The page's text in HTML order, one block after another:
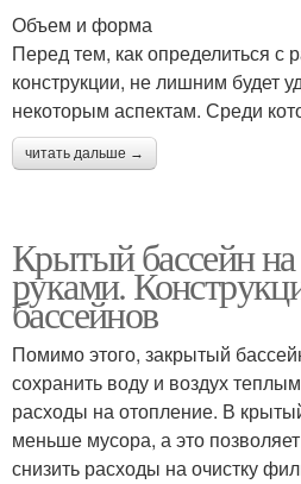
Объем и форма
Перед тем, как определиться с
конструкции, не лишним будет
некоторым аспектам. Среди
читать дальше →
Крытый бассейн
руками.
бассейнов
Помимо этого, закрытый
сохранить воду и воздух
расходы на отопление. В
меньше мусора, а это
снизить расходы на очистку